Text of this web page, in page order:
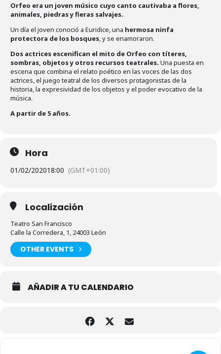
Orfeo era un joven músico cuyo canto cautivaba a flores,
animales, piedras y fieras salvajes.
Un día el joven conoció a Euridice, una hermosa ninfa
protectora de los bosques, y se enamoraron.
Dos actrices escenifican el mito de Orfeo con títeres,
sombras, objetos y otros recursos teatrales. Una puesta en
escena que combina el relato poético en las voces de las dos
actrices, el juego teatral de los diversos protagonistas de la
historia, la expresividad de los objetos y el poder evocativo de la
música.
A partir de 5 años.
Hora
01/02/202018:00 (GMT+01:00)
Localización
Teatro San Francisco
Calle la Corredera, 1, 24003 León
OTHER EVENTS
AÑADIR A TU CALENDARIO